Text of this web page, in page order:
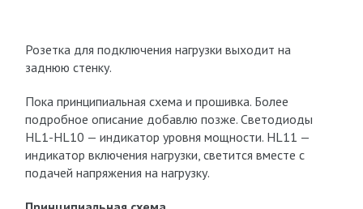
Розетка для подключения нагрузки выходит на
заднюю стенку.
Пока принципиальная схема и прошивка. Более
подробное описание добавлю позже. Светодиоды
HL1-HL10 — индикатор уровня мощности. HL11 —
индикатор включения нагрузки, светится вместе с
подачей напряжения на нагрузку.